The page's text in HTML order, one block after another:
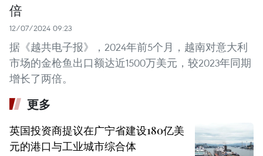
倍
12/07/2024 09:23
据《越共电子报》，2024年前5个月，越南对意大利
市场的金枪鱼出口额达近1500万美元，较2023年同期
增长了两倍。
更多
英国投资商提议在广宁省建设180亿美
元的港口与工业城市综合体